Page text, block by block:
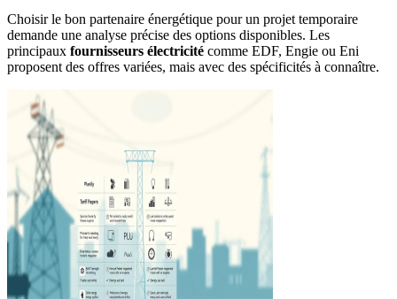
Choisir le bon partenaire énergétique pour un projet temporaire
demande une analyse précise des options disponibles. Les
principaux fournisseurs électricité comme EDF, Engie ou Eni
proposent des offres variées, mais avec des spécificités à connaître.